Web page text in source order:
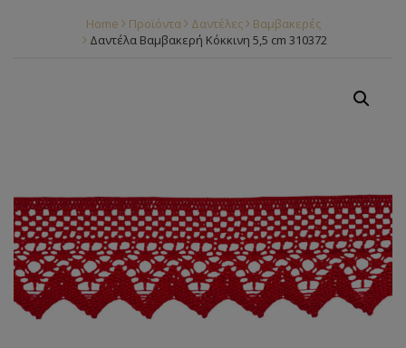
Home Προϊόντα Δαντέλες
Βαμβακερές
Δαντέλα Βαμβακερή Κόκκινη 5,5 cm 310372